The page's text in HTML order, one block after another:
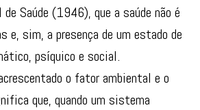
Saúde (1946), que a saúde não é
e, sim, a presença de um estado de
psíquico e social.
o fator ambiental e o
que, quando um sistema